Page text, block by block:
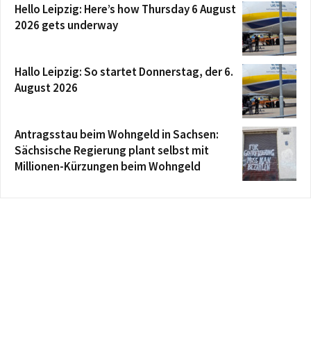
Hello Leipzig: Here’s how Thursday 6 August
2026 gets underway
Hallo Leipzig: So startet Donnerstag, der 6.
August 2026
Antragsstau beim Wohngeld in Sachsen:
Sächsische Regierung plant selbst mit
Millionen-Kürzungen beim Wohngeld